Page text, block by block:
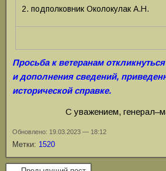
2. подполковник Околокулак А.Н.
Просьба к ветеранам
и дополнения сведений,
исторической справке.
С уважением,
Обновлено: 19.03.2023 — 18:12
Метки: 1520